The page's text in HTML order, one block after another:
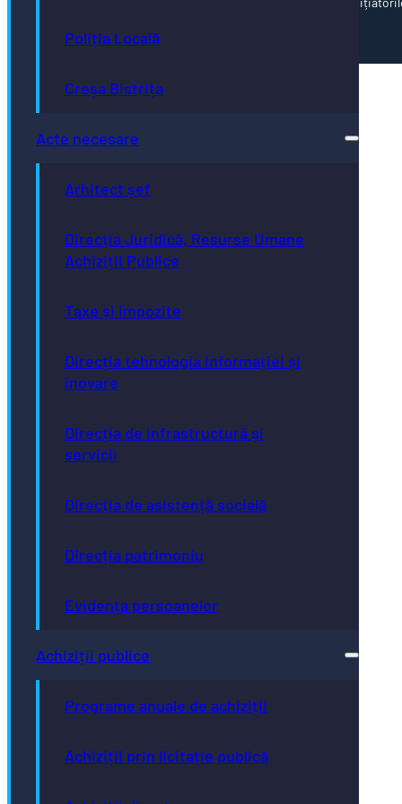
Poliția Locală
Creșa Bistrița
Acte necesare
Arhitect șef
Direcția Juridică, Resurse Umane
Achiziții Publice
Taxe și impozite
Direcția tehnologia informației și
inovare
Direcția de infrastructură și
servicii
Direcția de asistență socială
Direcția patrimoniu
Evidența persoanelor
Achiziții publice
Programe anuale de achiziții
Achiziții prin licitație publică